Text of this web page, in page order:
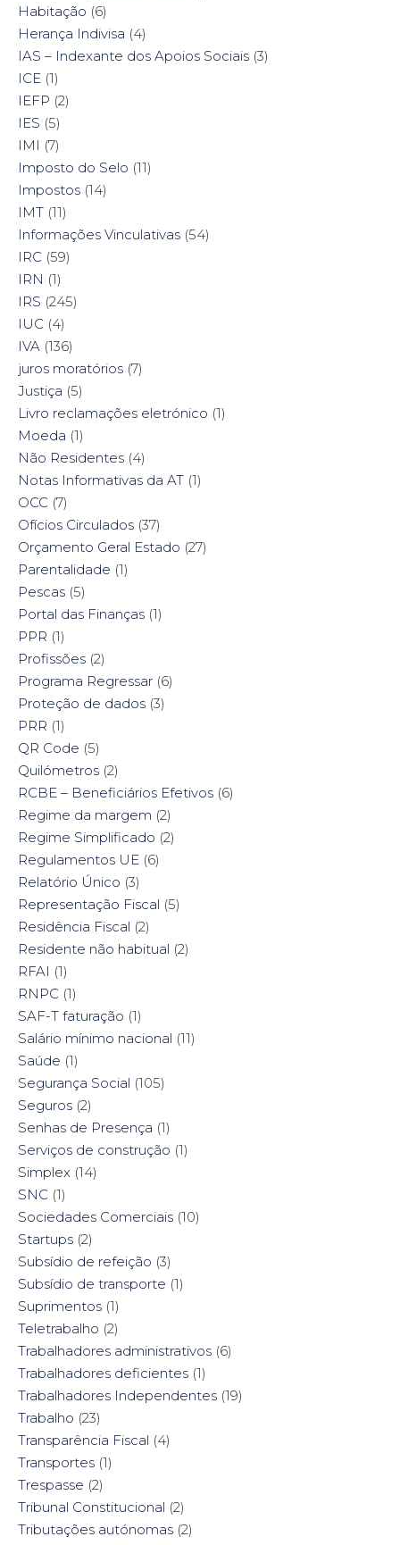
Habitação (6)
Herança Indivisa (4)
IAS – Indexante dos Apoios Sociais (3)
ICE (1)
IEFP (2)
IES (5)
IMI (7)
Imposto do Selo (11)
Impostos (14)
IMT (11)
Informações Vinculativas (54)
IRC (59)
IRN (1)
IRS (245)
IUC (4)
IVA (136)
juros moratórios (7)
Justiça (5)
Livro reclamações eletrónico (1)
Moeda (1)
Não Residentes (4)
Notas Informativas da AT (1)
OCC (7)
Ofícios Circulados (37)
Orçamento Geral Estado (27)
Parentalidade (1)
Pescas (5)
Portal das Finanças (1)
PPR (1)
Profissões (2)
Programa Regressar (6)
Proteção de dados (3)
PRR (1)
QR Code (5)
Quilómetros (2)
RCBE – Beneficiários Efetivos (6)
Regime da margem (2)
Regime Simplificado (2)
Regulamentos UE (6)
Relatório Único (3)
Representação Fiscal (5)
Residência Fiscal (2)
Residente não habitual (2)
RFAI (1)
RNPC (1)
SAF-T faturação (1)
Salário mínimo nacional (11)
Saúde (1)
Segurança Social (105)
Seguros (2)
Senhas de Presença (1)
Serviços de construção (1)
Simplex (14)
SNC (1)
Sociedades Comerciais (10)
Startups (2)
Subsídio de refeição (3)
Subsídio de transporte (1)
Suprimentos (1)
Teletrabalho (2)
Trabalhadores administrativos (6)
Trabalhadores deficientes (1)
Trabalhadores Independentes (19)
Trabalho (23)
Transparência Fiscal (4)
Transportes (1)
Trespasse (2)
Tribunal Constitucional (2)
Tributações autónomas (2)